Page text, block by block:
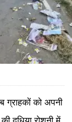
ग्राहकों को अपनी